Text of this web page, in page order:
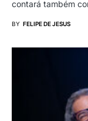
contará também
BY FELIPE DE JESUS